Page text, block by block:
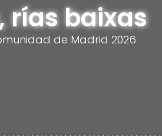
rías baixas
de Madrid 2026